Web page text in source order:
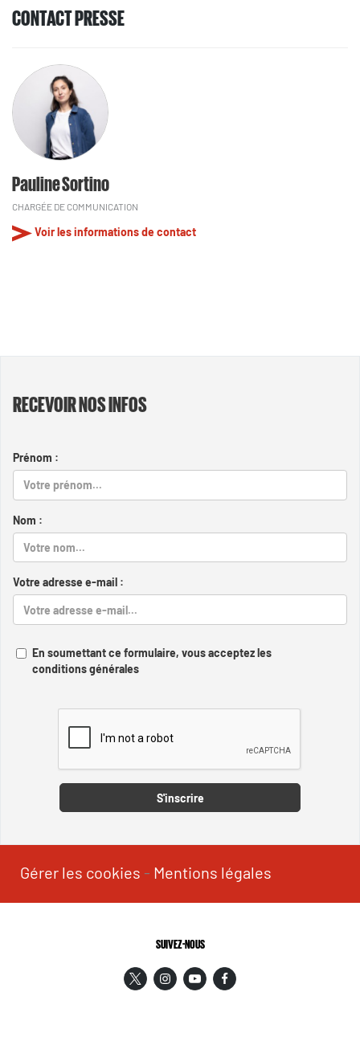
CONTACT PRESSE
Pauline Sortino
CHARGÉE DE COMMUNICATION
Voir les informations de contact
RECEVOIR NOS INFOS
Prénom :
Nom :
Votre adresse e-mail :
En soumettant ce formulaire, vous acceptez les
conditions générales
S'inscrire
Gérer les cookies - Mentions légales
SUIVEZ-NOUS